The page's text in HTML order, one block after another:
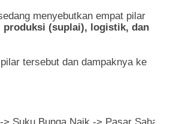
menyebutkan empat pilar
produksi (suplai), logistik, dan
tersebut dan dampaknya ke